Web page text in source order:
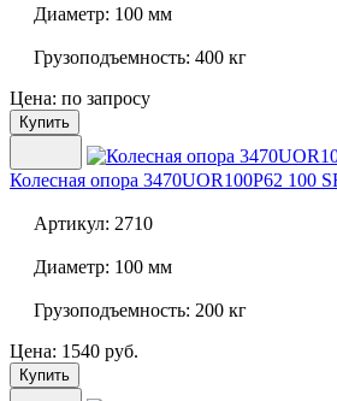
Диаметр: 100 мм
Грузоподъемность: 400 кг
Цена: по запросу
Купить
Колесная опора 3470UOR100P62 100
Артикул: 2710
Диаметр: 100 мм
Грузоподъемность: 200 кг
Цена: 1540 руб.
Купить